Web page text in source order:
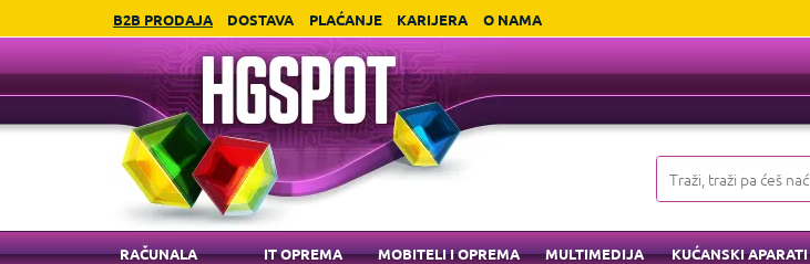
B2B PRODAJA DOSTAVA PLAĆANJE KARIJERA O NAMA
RAČUNALA IT OPREMA MOBITELI I OPREMA MULTIMEDIJA KUĆANSKI APARATI